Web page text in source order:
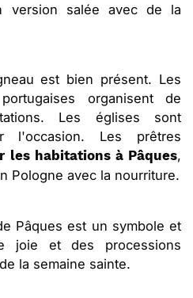
version salée avec de la
est bien présent. Les
organisent de
Les églises sont
l'occasion. Les prêtres
les habitations à Pâques,
Pologne avec la nourriture.
Pâques est un symbole et
joie et des processions
la semaine sainte.